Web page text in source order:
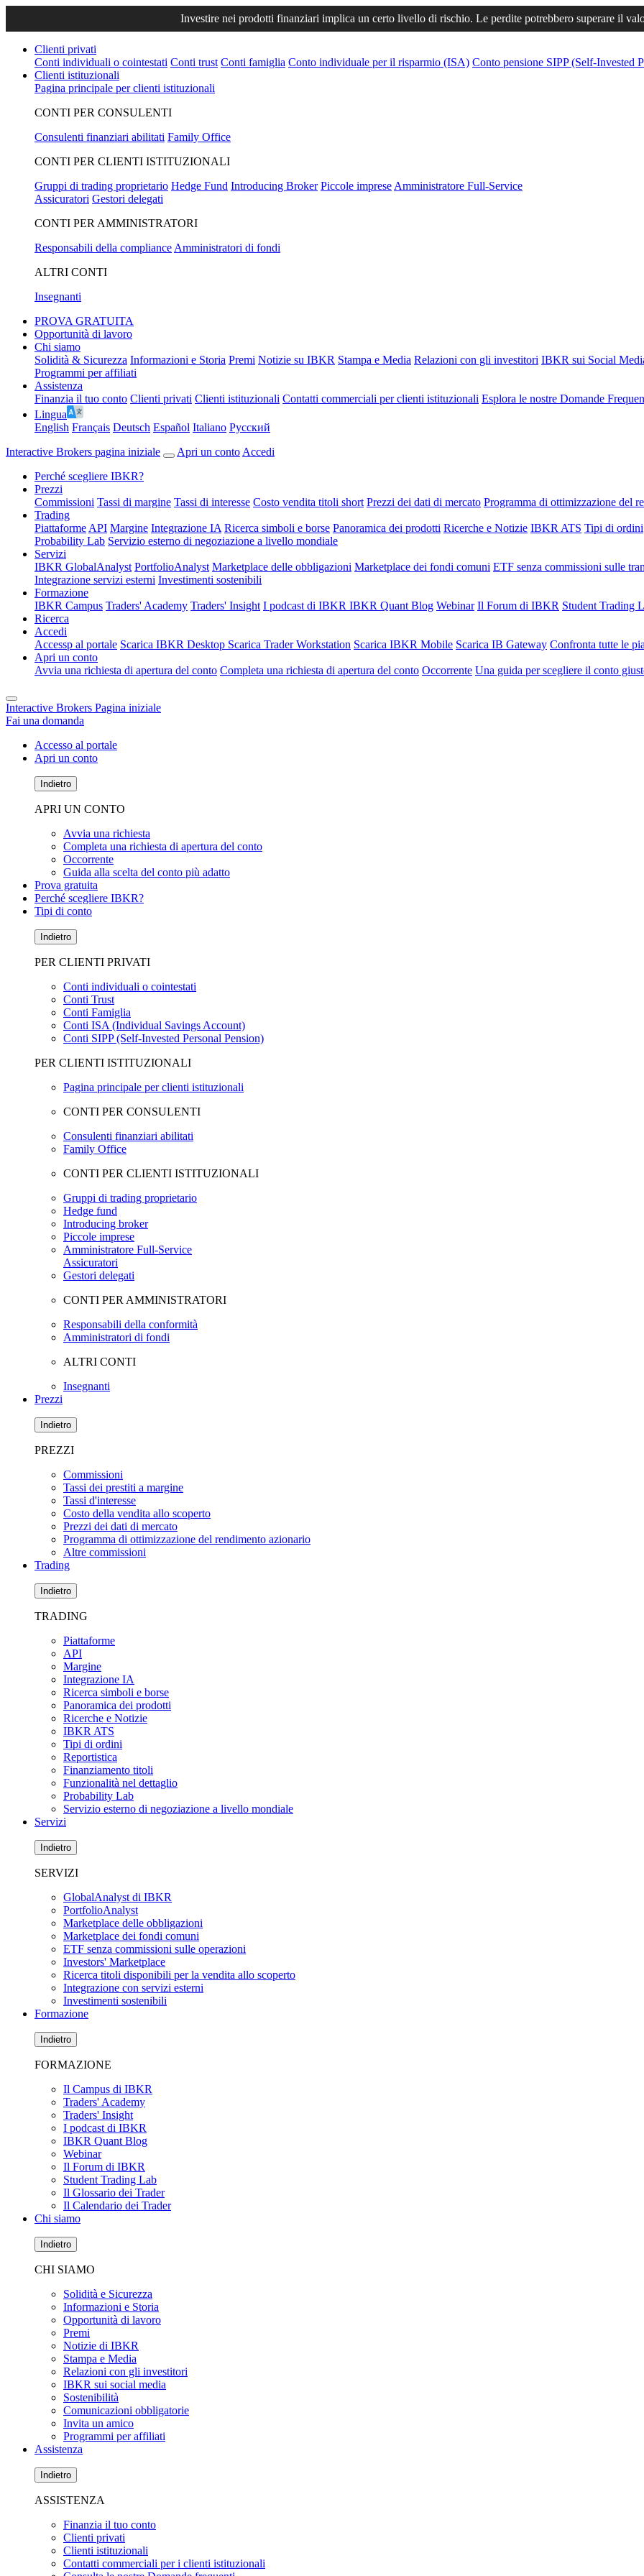
Investire nei prodotti finanziari implica un certo livello di rischio. Le perdite potrebbero superare il
Clienti privati
Conti individuali o cointestati Conti trust Conti famiglia Conto individuale per il risparmio (ISA) Conto pensione SIPP (Self-Invested
Clienti istituzionali
Pagina principale per clienti istituzionali
CONTI PER CONSULENTI
Consulenti finanziari abilitati Family Office
CONTI PER CLIENTI ISTITUZIONALI
Gruppi di trading proprietario Hedge Fund Introducing Broker Piccole imprese Amministratore Full-Service
Assicuratori Gestori delegati
CONTI PER AMMINISTRATORI
Responsabili della compliance Amministratori di fondi
ALTRI CONTI
Insegnanti
PROVA GRATUITA
Opportunità di lavoro
Chi siamo
Solidità & Sicurezza Informazioni e Storia Premi Notizie su IBKR Stampa e Media Relazioni con gli investitori IBKR sui Social
Programmi per affiliati
Assistenza
Finanzia il tuo conto Clienti privati Clienti istituzionali Contatti commerciali per clienti istituzionali Esplora le nostre Domande
Lingua
English Français Deutsch Español Italiano Pусский
Interactive Brokers pagina iniziale
Apri un conto Accedi
Perché scegliere IBKR?
Prezzi
Commissioni Tassi di margine Tassi di interesse Costo vendita titoli short Prezzi dei dati di mercato Programma di ottimizzazione del
Trading
Piattaforme API Margine Integrazione IA Ricerca simboli e borse Panoramica dei prodotti Ricerche e Notizie IBKR ATS Tipi di ordini
Probability Lab Servizio esterno di negoziazione a livello mondiale
Servizi
IBKR GlobalAnalyst PortfolioAnalyst Marketplace delle obbligazioni Marketplace dei fondi comuni ETF senza commissioni sulle
Integrazione servizi esterni Investimenti sostenibili
Formazione
IBKR Campus Traders' Academy Traders' Insight I podcast di IBKR IBKR Quant Blog Webinar Il Forum di IBKR Student Trading
Ricerca
Accedi
Accessp al portale Scarica IBKR Desktop Scarica Trader Workstation Scarica IBKR Mobile Scarica IB Gateway Confronta tutte le
Apri un conto
Avvia una richiesta di apertura del conto Completa una richiesta di apertura del conto Occorrente Una guida per scegliere il conto
Interactive Brokers Pagina iniziale
Fai una domanda
Accesso al portale
Apri un conto
Indietro
APRI UN CONTO
Avvia una richiesta
Completa una richiesta di apertura del conto
Occorrente
Guida alla scelta del conto più adatto
Prova gratuita
Perché scegliere IBKR?
Tipi di conto
Indietro
PER CLIENTI PRIVATI
Conti individuali o cointestati
Conti Trust
Conti Famiglia
Conti ISA (Individual Savings Account)
Conti SIPP (Self-Invested Personal Pension)
PER CLIENTI ISTITUZIONALI
Pagina principale per clienti istituzionali
CONTI PER CONSULENTI
Consulenti finanziari abilitati
Family Office
CONTI PER CLIENTI ISTITUZIONALI
Gruppi di trading proprietario
Hedge fund
Introducing broker
Piccole imprese
Amministratore Full-Service
Assicuratori
Gestori delegati
CONTI PER AMMINISTRATORI
Responsabili della conformità
Amministratori di fondi
ALTRI CONTI
Insegnanti
Prezzi
Indietro
PREZZI
Commissioni
Tassi dei prestiti a margine
Tassi d'interesse
Costo della vendita allo scoperto
Prezzi dei dati di mercato
Programma di ottimizzazione del rendimento azionario
Altre commissioni
Trading
Indietro
TRADING
Piattaforme
API
Margine
Integrazione IA
Ricerca simboli e borse
Panoramica dei prodotti
Ricerche e Notizie
IBKR ATS
Tipi di ordini
Reportistica
Finanziamento titoli
Funzionalità nel dettaglio
Probability Lab
Servizio esterno di negoziazione a livello mondiale
Servizi
Indietro
SERVIZI
GlobalAnalyst di IBKR
PortfolioAnalyst
Marketplace delle obbligazioni
Marketplace dei fondi comuni
ETF senza commissioni sulle operazioni
Investors' Marketplace
Ricerca titoli disponibili per la vendita allo scoperto
Integrazione con servizi esterni
Investimenti sostenibili
Formazione
Indietro
FORMAZIONE
Il Campus di IBKR
Traders' Academy
Traders' Insight
I podcast di IBKR
IBKR Quant Blog
Webinar
Il Forum di IBKR
Student Trading Lab
Il Glossario dei Trader
Il Calendario dei Trader
Chi siamo
Indietro
CHI SIAMO
Solidità e Sicurezza
Informazioni e Storia
Opportunità di lavoro
Premi
Notizie di IBKR
Stampa e Media
Relazioni con gli investitori
IBKR sui social media
Sostenibilità
Comunicazioni obbligatorie
Invita un amico
Programmi per affiliati
Assistenza
Indietro
ASSISTENZA
Finanzia il tuo conto
Clienti privati
Clienti istituzionali
Contatti commerciali per i clienti istituzionali